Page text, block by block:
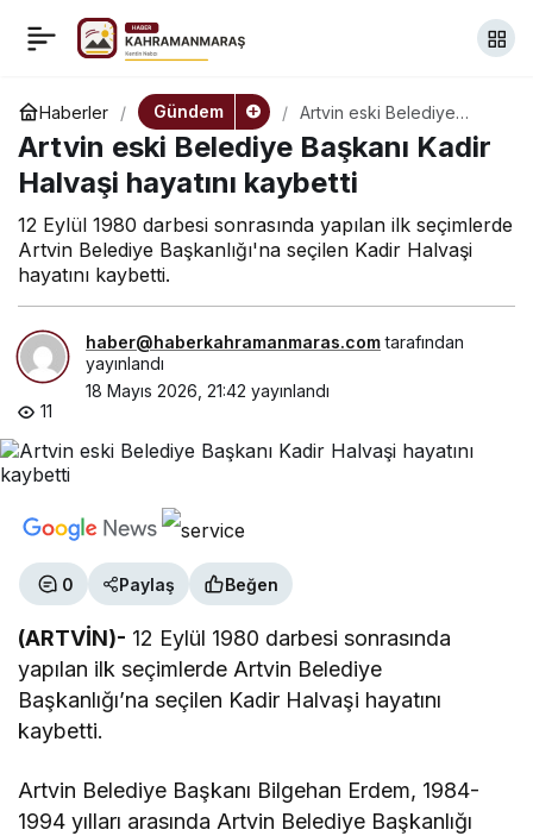
Haberler Gündem
Artvin eski Belediye
Başkanı Kadir Halvaşi
hayatını kaybetti
Artvin eski Belediye Başkanı Kadir
Halvaşi hayatını kaybetti
12 Eylül 1980 darbesi sonrasında yapılan ilk seçimlerde
Artvin Belediye Başkanlığı'na seçilen Kadir Halvaşi
hayatını kaybetti.
haber@haberkahramanmaras.comtarafından
yayınlandı
18 Mayıs 2026, 21:42 yayınlandı
11
0 Paylaş Beğen
(ARTVİN)- 12 Eylül 1980 darbesi sonrasında
yapılan ilk seçimlerde Artvin Belediye
Başkanlığı’na seçilen Kadir Halvaşi hayatını
kaybetti.
Artvin Belediye Başkanı Bilgehan Erdem, 1984-
1994 yılları arasında Artvin Belediye Başkanlığı
Tarsus’ta silahlı
saldırgan 6 kişiyi
öldürdü, 8 kişiyi yaraladı
Paylaş